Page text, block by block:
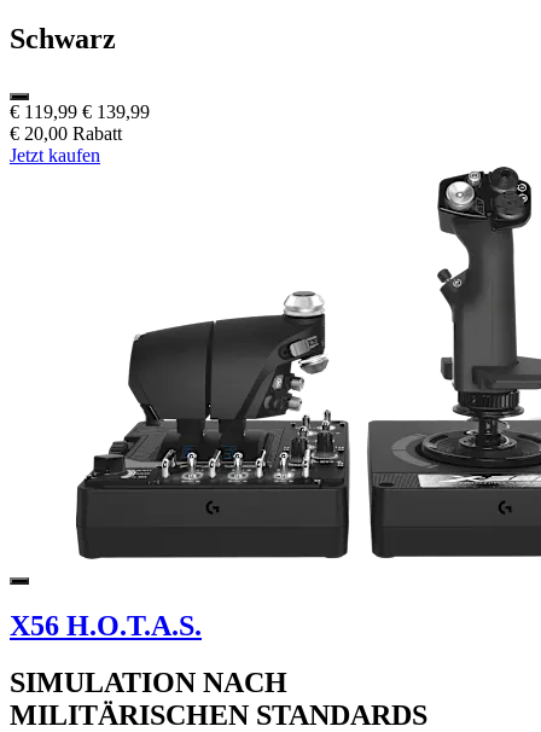
Schwarz
€ 119,99 € 139,99
€ 20,00 Rabatt
Jetzt kaufen
X56 H.O.T.A.S.
SIMULATION NACH
MILITÄRISCHEN STANDARDS